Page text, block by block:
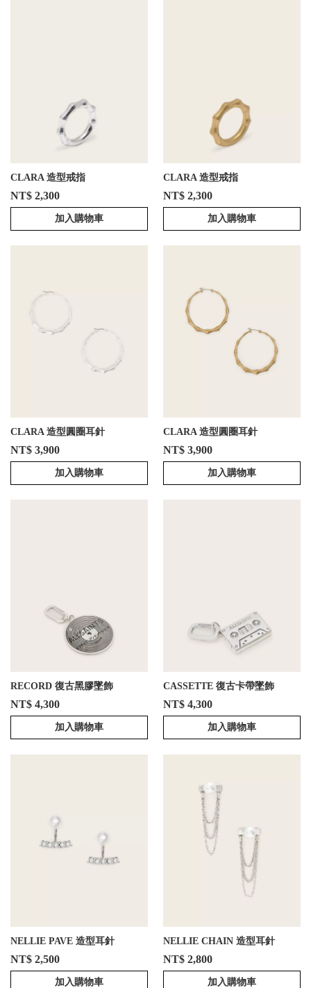
CLARA 造型戒指
NT$ 2,300
加入購物車
CLARA 造型戒指
NT$ 2,300
加入購物車
CLARA 造型圓圈耳針
NT$ 3,900
加入購物車
CLARA 造型圓圈耳針
NT$ 3,900
加入購物車
RECORD 復古黑膠墜飾
NT$ 4,300
加入購物車
CASSETTE 復古卡帶墜飾
NT$ 4,300
加入購物車
NELLIE PAVE 造型耳針
NT$ 2,500
加入購物車
NELLIE CHAIN 造型耳針
NT$ 2,800
加入購物車